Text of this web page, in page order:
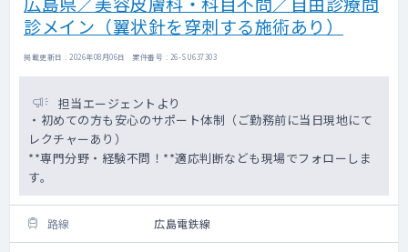
診メイン（翼状針を穿刺する施術あり）
掲載更新日 : 2026年08月06日 案件番号 : 26-SU637303
担当エージェントより
・初めての方も安心のサポート体制（ご勤務前に当日現地にて
レクチャーあり）
**専門分野・経験不問！**適応判断なども現場でフォローしま
す。
路線 広島電鉄線